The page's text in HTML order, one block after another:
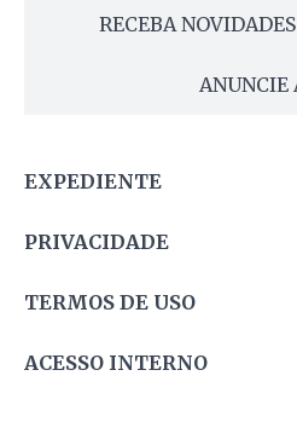
RECEBA
ANUNCIE
EXPEDIENTE
PRIVACIDADE
TERMOS DE USO
ACESSO INTERNO